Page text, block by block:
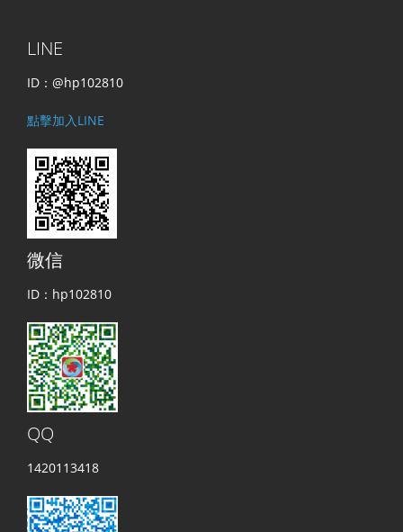
LINE
ID：@hp102810
點擊加入LINE
微信
ID：hp102810
QQ
1420113418